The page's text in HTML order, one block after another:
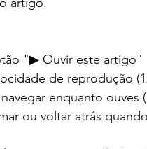
"▶ Ouvir este artigo"
de reprodução
enquanto
ou voltar atrás